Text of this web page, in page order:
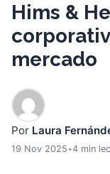
Hims &
mercado
Por Laura
19 Nov 2025•4 min